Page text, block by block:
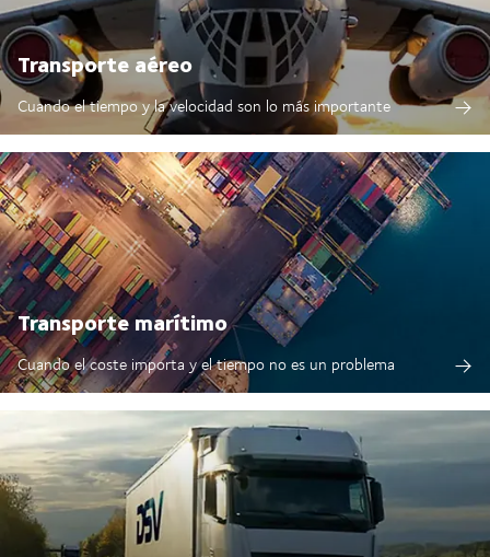
Transporte aéreo
Cuando el tiempo y la velocidad son lo más importante
Transporte marítimo
Cuando el coste importa y el tiempo no es un problema